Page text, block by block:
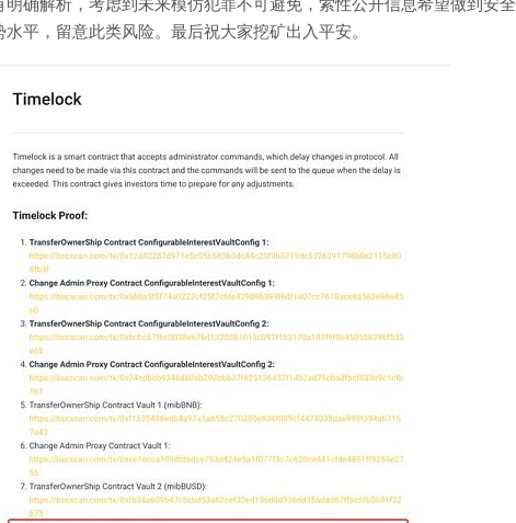
确解析，考虑到未来模仿犯罪不可避免，索性公开信息希望做到安全
平，留意此类风险。最后祝大家挖矿出入平安。